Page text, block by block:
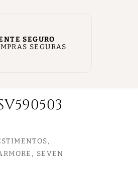
SEGURO
SEGURAS
SEVEN